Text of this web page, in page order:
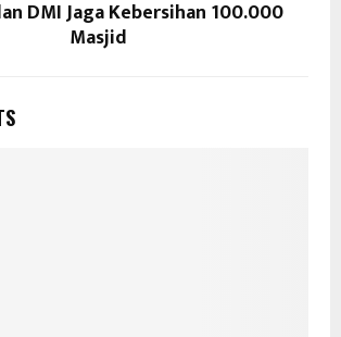
DMI Jaga Kebersihan 100.000
Masjid